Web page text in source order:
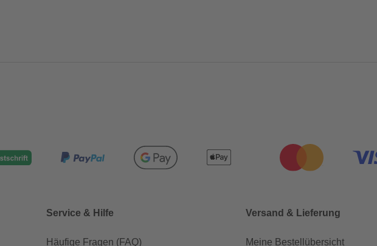
Service & Hilfe
Häufige Fragen (FAQ)
Versand & Lieferung
Meine Bestellübersicht